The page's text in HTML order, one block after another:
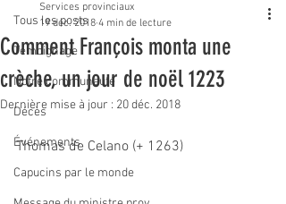
Tous les posts
Témoignage
Notre communauté
Décès
Événements
Capucins par le monde
Comment François monta une
crèche, un jour de noël 1223
Services provinciaux
19 déc. 2018 4 min de lecture
Dernière mise à jour : 20 déc. 2018
Thomas de Celano (+ 1263)